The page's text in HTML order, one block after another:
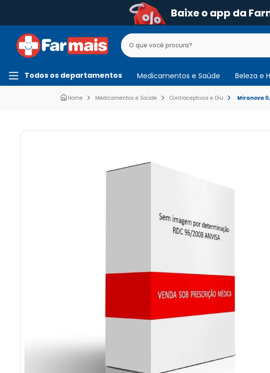
Baixe o app da
Todos os departamentos Medicamentos e Saúde Beleza e
Medicamentos e Saúde Contraceptivos e Diu Miranova